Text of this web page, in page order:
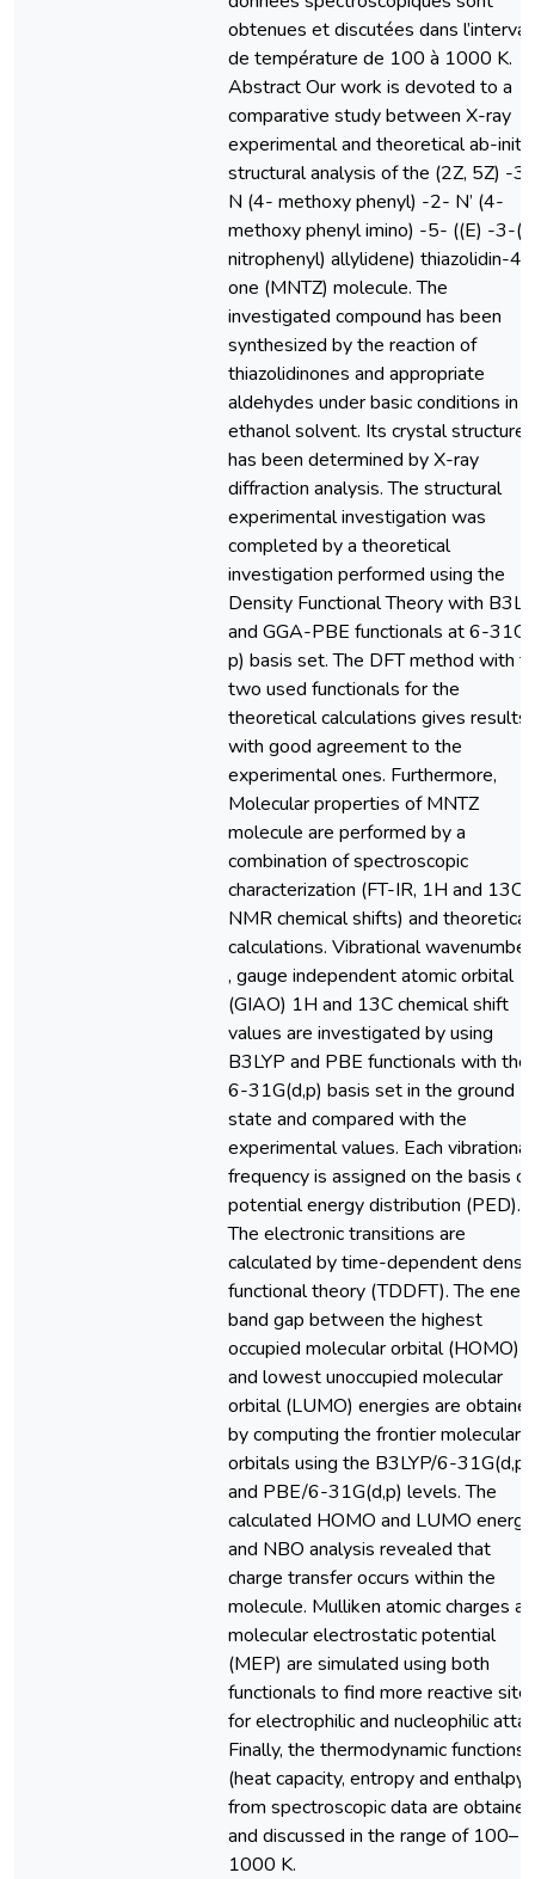
obtenues et discutées dans
de température de 100 à 1000 K.
Abstract Our work is devoted to a
comparative study between X-ray
experimental and theoretical ab-initio
structural analysis of the (2Z, 5Z) -3-
N (4- methoxy phenyl) -2- N’ (4-
methoxy phenyl imino) -5- ((E) -3-
nitrophenyl) allylidene) thiazolidin-4-
one (MNTZ) molecule. The
investigated compound has been
synthesized by the reaction of
thiazolidinones and appropriate
aldehydes under basic conditions in
ethanol solvent. Its crystal structure
has been determined by X-ray
diffraction analysis. The structural
experimental investigation was
completed by a theoretical
investigation performed using the
Density Functional Theory with
and GGA-PBE functionals at 6-
p) basis set. The DFT method with
two used functionals for the
theoretical calculations gives results
with good agreement to the
experimental ones. Furthermore,
Molecular properties of MNTZ
molecule are performed by a
combination of spectroscopic
characterization (FT-IR, 1H and 13C
NMR chemical shifts) and theoretical
calculations. Vibrational
, gauge independent atomic orbital
(GIAO) 1H and 13C chemical shift
values are investigated by using
B3LYP and PBE functionals with the
6-31G(d,p) basis set in the ground
state and compared with the
experimental values. Each vibrational
frequency is assigned on the basis of
potential energy distribution (PED).
The electronic transitions are
calculated by time-dependent
functional theory (TDDFT). The
band gap between the highest
occupied molecular orbital (HOMO)
and lowest unoccupied molecular
orbital (LUMO) energies are
by computing the frontier molecular
orbitals using the B3LYP/6-31G(d,p)
and PBE/6-31G(d,p) levels. The
calculated HOMO and LUMO
and NBO analysis revealed that
charge transfer occurs within the
molecule. Mulliken atomic charges
molecular electrostatic potential
(MEP) are simulated using both
functionals to find more reactive
for electrophilic and nucleophilic
Finally, the thermodynamic functions
(heat capacity, entropy and enthalpy)
from spectroscopic data are obtained
and discussed in the range of 100–
1000 K.